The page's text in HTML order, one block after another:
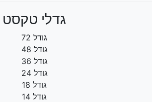
גדלי טקסט
גודל 72
גודל 48
גודל 36
גודל 24
גודל 18
גודל 14